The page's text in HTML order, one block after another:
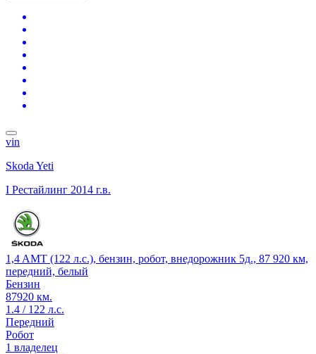
vin
Skoda Yeti
I Рестайлинг 2014 г.в.
1,4 AMT (122 л.с.), бензин, робот, внедорожник 5д., 87 920 км,
передний, белый
Бензин
87920 км.
1.4 / 122 л.с.
Передний
Робот
1 владелец